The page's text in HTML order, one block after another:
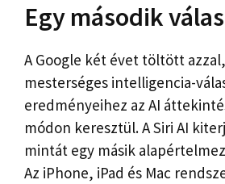
Egy második
A Google két évet töltött
mesterséges intelligencia-
eredményeihez az AI
módon keresztül. A Siri AI
mintát egy másik
Az iPhone, iPad és Mac